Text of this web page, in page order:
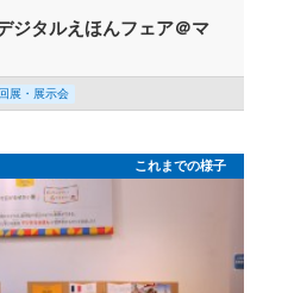
ジタルえほんフェア＠マ
展・展示会
これまでの様子